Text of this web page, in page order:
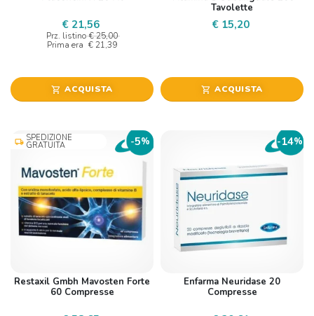
€ 21,56
Prz. listino € 25,00
Prima era € 21,39
shopping_cart ACQUISTA
Tavolette
€ 15,20
shopping_cart ACQUISTA
local_shipping SPEDIZIONE
GRATUITA -5%
Restaxil Gmbh Mavosten Forte
60 Compresse
-14%
Enfarma Neuridase 20
Compresse